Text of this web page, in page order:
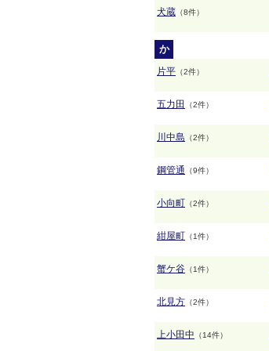
犬蔵 （8件）
か
片平 （2件）
五力田 （2件）
川中島 （2件）
鋼管通 （9件）
小向町 （2件）
紺屋町 （1件）
蟹ケ谷 （1件）
北見方 （2件）
上小田中 （14件）